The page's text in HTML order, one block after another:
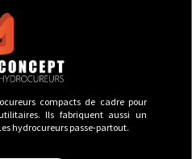
compacts de cadre pour
Ils fabriquent aussi un
hydrocureurs passe-partout.